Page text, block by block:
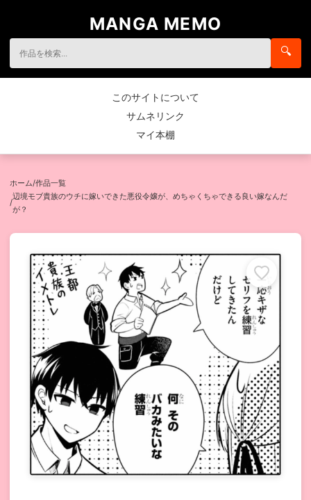
MANGA MEMO
🔍
このサイトについて
サムネリンク
マイ本棚
ホーム/作品一覧
/
辺境モブ貴族のウチに嫁いできた悪役令嬢が、めちゃくちゃできる良い嫁なんだ
が？